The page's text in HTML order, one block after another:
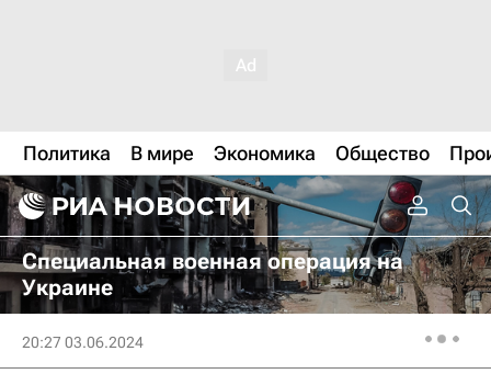
Политика В мире Экономика Общество
Специальная военная операция на
Украине
20:27 03.06.2024